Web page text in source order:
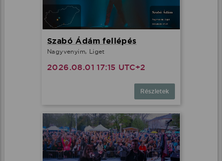
Szabó Ádám fellépés
Nagyvenyim, Liget
2026.08.01 17:15 UTC+2
Részletek